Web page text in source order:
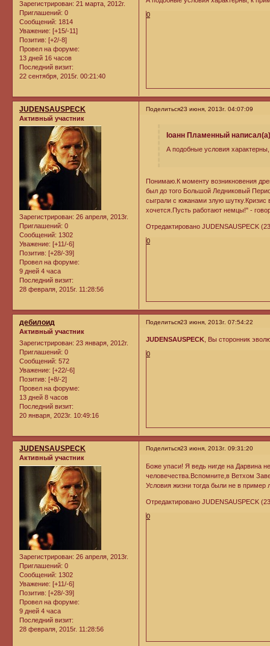
Зарегистрирован: 21 марта, 2012г.
Приглашений: 0
Сообщений: 1814
Уважение: [+15/-11]
Позитив: [+2/-8]
Провел на форуме:
13 дней 16 часов
Последний визит:
22 сентября, 2015г. 00:21:40
0
Поделиться23 июня, 2013г. 04:07:09
JUDENSAUSPECK
Активный участник
Зарегистрирован: 26 апреля, 2013г.
Приглашений: 0
Сообщений: 1302
Уважение: [+11/-6]
Позитив: [+28/-39]
Провел на форуме:
9 дней 4 часа
Последний визит:
28 февраля, 2015г. 11:28:56
Iоанн Пламенный
А подобные условия
Понимаю.К моменту возникновения
был до того Большой Ледниковый
сыграли с южанами злую шутку.Кризис
хочется.Пусть работают немцы!" -
Отредактировано JUDENSAUSPECK
0
Поделиться23 июня, 2013г. 07:54:22
дебилоид
Активный участник
Зарегистрирован: 23 января, 2012г.
Приглашений: 0
Сообщений: 572
Уважение: [+22/-6]
Позитив: [+8/-2]
Провел на форуме:
13 дней 8 часов
Последний визит:
20 января, 2023г. 10:49:16
JUDENSAUSPECK, Вы сторонник
0
Поделиться23 июня, 2013г. 09:31:20
JUDENSAUSPECK
Активный участник
Зарегистрирован: 26 апреля, 2013г.
Приглашений: 0
Сообщений: 1302
Уважение: [+11/-6]
Позитив: [+28/-39]
Провел на форуме:
9 дней 4 часа
Последний визит:
28 февраля, 2015г. 11:28:56
Боже упаси! Я ведь нигде на Дарвина
человечества.Вспомните,в Ветхом
Условия жизни тогда были не в
Отредактировано JUDENSAUSPECK
0